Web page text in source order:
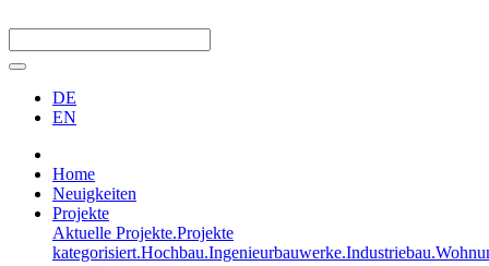
DE
EN
Home
Neuigkeiten
Projekte
Aktuelle Projekte.Projekte
kategorisiert.Hochbau.Ingenieurbauwerke.Industriebau.